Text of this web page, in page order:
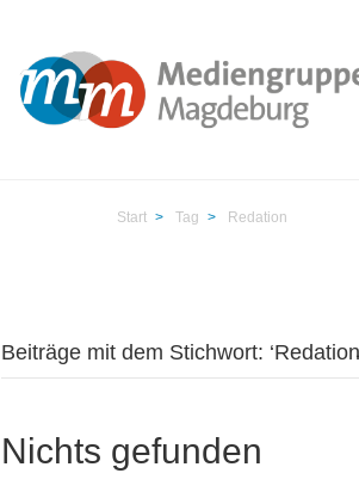
Start > Tag > Redation
Beiträge mit dem Stichwort: ‘Redation̵
Nichts gefunden